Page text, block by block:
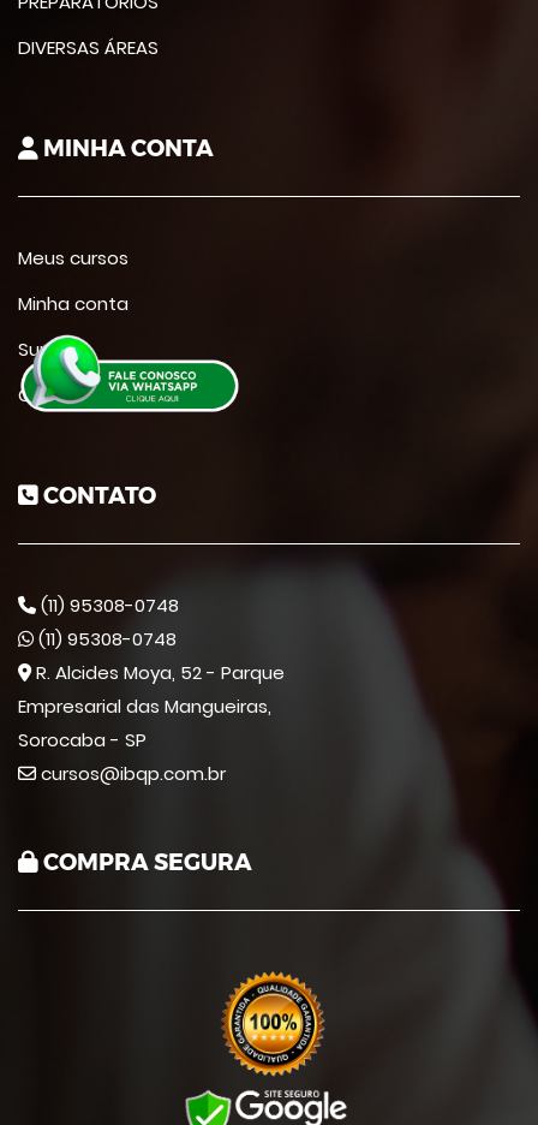
DIVERSAS ÁREAS
MINHA CONTA
Meus cursos
Minha conta
Suporte
Contato
CONTATO
(11) 95308-0748
(11) 95308-0748
R. Alcides Moya, 52 - Parque
Empresarial das Mangueiras,
Sorocaba - SP
cursos@ibqp.com.br
COMPRA SEGURA